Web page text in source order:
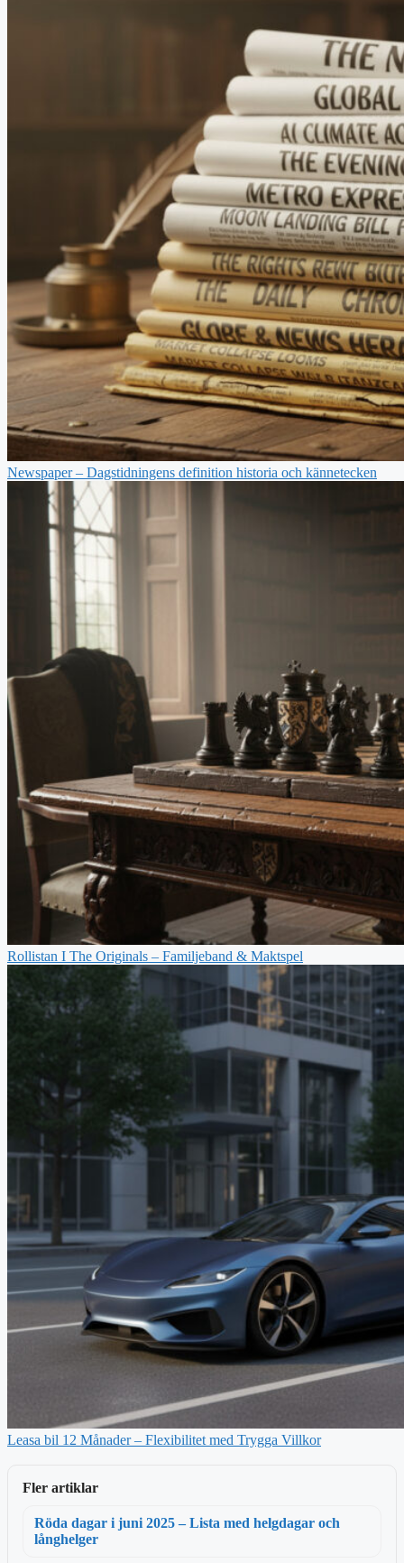
Newspaper – Dagstidningens definition historia och kännetecken
Rollistan I The Originals – Familjeband & Maktspel
Leasa bil 12 Månader – Flexibilitet med Trygga Villkor
Fler artiklar
Röda dagar i juni 2025 – Lista med helgdagar och
långhelger